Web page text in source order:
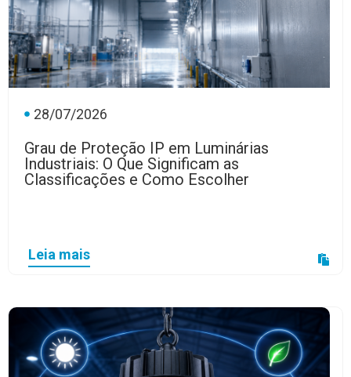
28/07/2026
Grau de Proteção IP em Luminárias
Industriais: O Que Significam as
Classificações e Como Escolher
Leia mais